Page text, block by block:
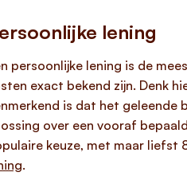
lening
persoonlijke lening is de
exact bekend zijn. Denk
is dat het geleende
over een vooraf
keuze, met maar liefst
.